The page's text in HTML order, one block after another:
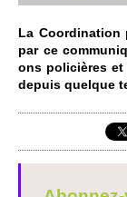
La Co­ordination
par ce
ons po­licières
depuis que­lque